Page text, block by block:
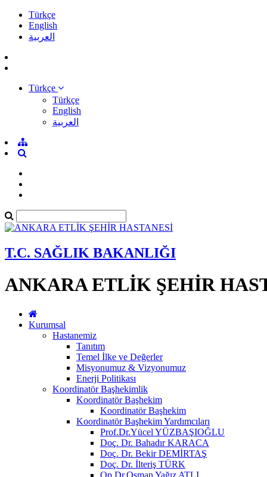
Türkçe
English
العربية
Türkçe
Türkçe
English
العربية
T.C. SAĞLIK BAKANLIĞI
ANKARA ETLİK ŞEHİR
Kurumsal
Hastanemiz
Tanıtım
Temel İlke ve Değerler
Misyonumuz & Vizyonumuz
Enerji Politikası
Koordinatör Başhekimlik
Koordinatör Başhekim
Koordinatör Başhekim
Koordinatör Başhekim Yardımcıları
Prof.Dr.Yücel YÜZBAŞIOĞLU
Doç. Dr. Bahadır KARACA
Doç. Dr. Bekir DEMİRTAŞ
Doç. Dr. İlteriş TÜRK
Op.Dr.Osman Yağız ATLI